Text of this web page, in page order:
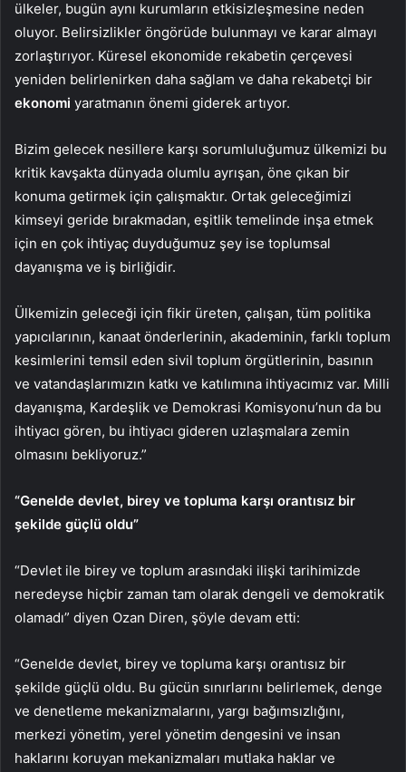
ülkeler, bugün aynı kurumların etkisizleşmesine neden
oluyor. Belirsizlikler öngörüde bulunmayı ve karar almayı
zorlaştırıyor. Küresel ekonomide rekabetin çerçevesi
yeniden belirlenirken daha sağlam ve daha rekabetçi bir
ekonomi yaratmanın önemi giderek artıyor.
Bizim gelecek nesillere karşı sorumluluğumuz ülkemizi bu
kritik kavşakta dünyada olumlu ayrışan, öne çıkan bir
konuma getirmek için çalışmaktır. Ortak geleceğimizi
kimseyi geride bırakmadan, eşitlik temelinde inşa etmek
için en çok ihtiyaç duyduğumuz şey ise toplumsal
dayanışma ve iş birliğidir.
Ülkemizin geleceği için fikir üreten, çalışan, tüm politika
yapıcılarının, kanaat önderlerinin, akademinin, farklı toplum
kesimlerini temsil eden sivil toplum örgütlerinin, basının
ve vatandaşlarımızın katkı ve katılımına ihtiyacımız var. Milli
dayanışma, Kardeşlik ve Demokrasi Komisyonu’nun da bu
ihtiyacı gören, bu ihtiyacı gideren uzlaşmalara zemin
olmasını bekliyoruz.”
“Genelde devlet, birey ve topluma karşı orantısız bir
şekilde güçlü oldu”
“Devlet ile birey ve toplum arasındaki ilişki tarihimizde
neredeyse hiçbir zaman tam olarak dengeli ve demokratik
olamadı” diyen Ozan Diren, şöyle devam etti:
“Genelde devlet, birey ve topluma karşı orantısız bir
şekilde güçlü oldu. Bu gücün sınırlarını belirlemek, denge
ve denetleme mekanizmalarını, yargı bağımsızlığını,
merkezi yönetim, yerel yönetim dengesini ve insan
haklarını koruyan mekanizmaları mutlaka haklar ve